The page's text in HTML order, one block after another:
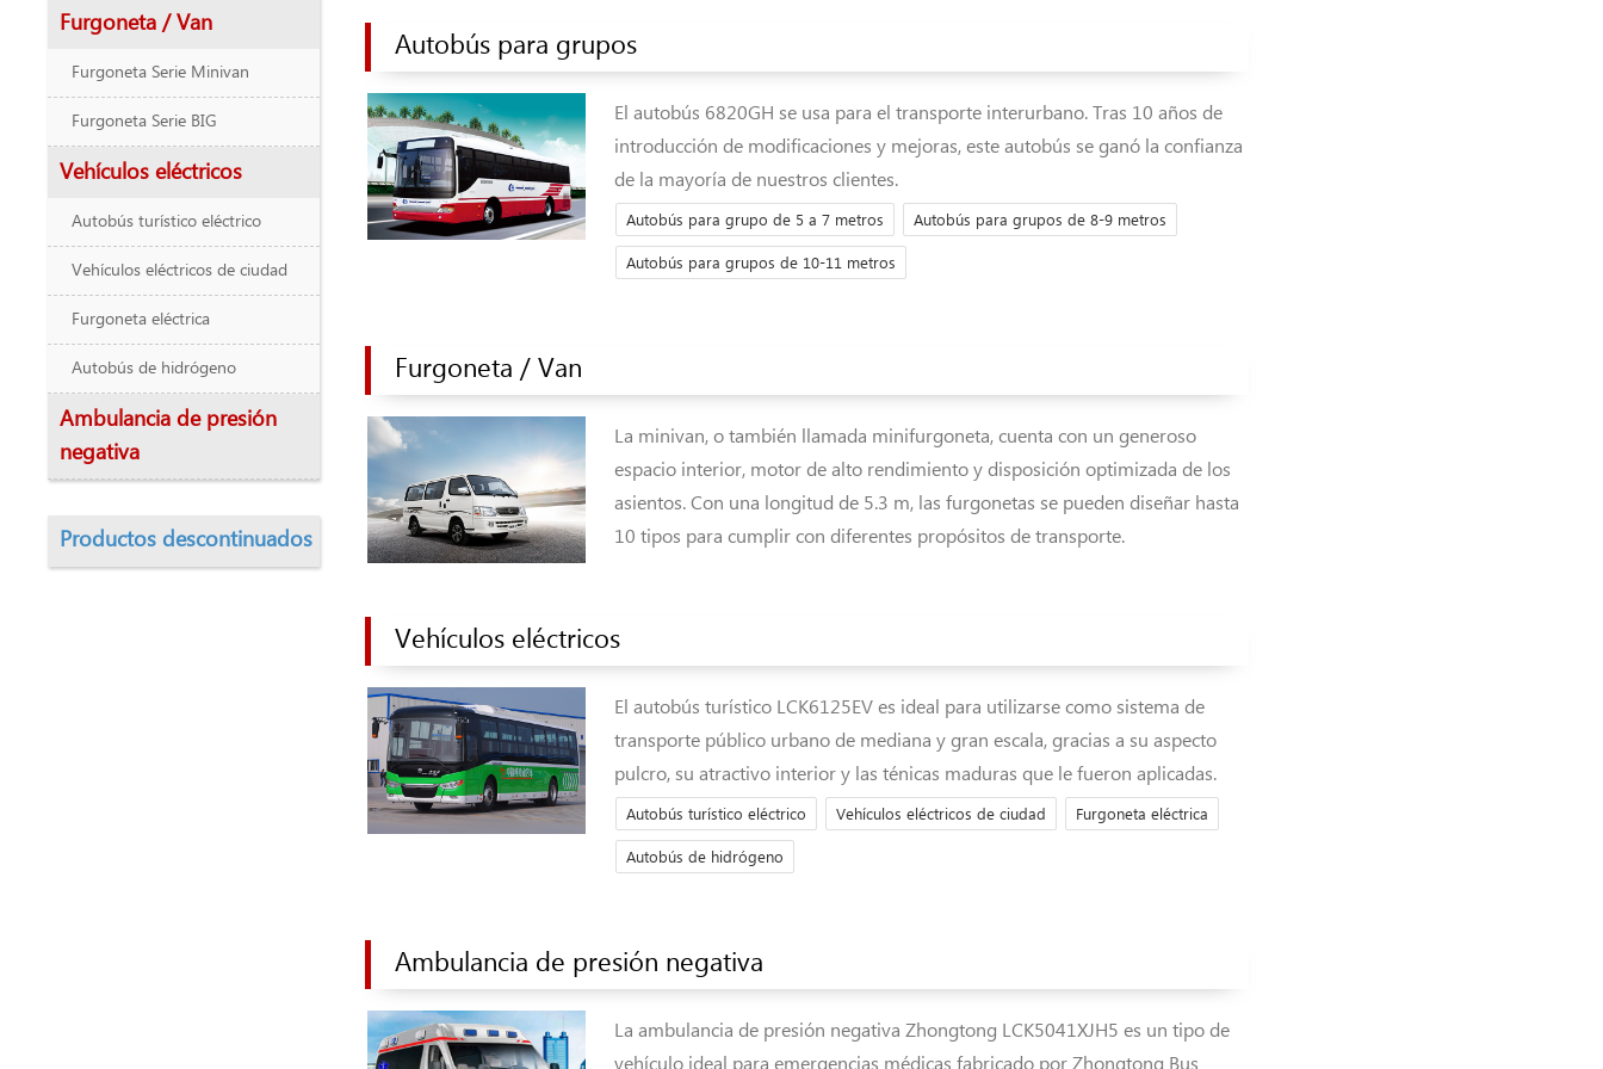
Furgoneta / Van
Furgoneta Serie Minivan
Furgoneta Serie BIG
Vehículos eléctricos
Autobús turístico eléctrico
Vehículos eléctricos de ciudad
Furgoneta eléctrica
Autobús de hidrógeno
Ambulancia de presión
negativa
Productos descontinuados
Autobús para grupos
El autobús 6820GH se usa para el transporte interurbano. Tras 10 años de
introducción de modificaciones y mejoras, este autobús se ganó la confianza
de la mayoría de nuestros clientes.
Autobús para grupo de 5 a 7 metros Autobús para grupos de 8-9 metros
Autobús para grupos de 10-11 metros
Furgoneta / Van
La minivan, o también llamada minifurgoneta, cuenta con un generoso
espacio interior, motor de alto rendimiento y disposición optimizada de los
asientos. Con una longitud de 5.3 m, las furgonetas se pueden diseñar hasta
10 tipos para cumplir con diferentes propósitos de transporte.
Vehículos eléctricos
El autobús turístico LCK6125EV es ideal para utilizarse como sistema de
transporte público urbano de mediana y gran escala, gracias a su aspecto
pulcro, su atractivo interior y las ténicas maduras que le fueron aplicadas.
Autobús turístico eléctrico Vehículos eléctricos de ciudad Furgoneta eléctrica
Autobús de hidrógeno
Ambulancia de presión negativa
La ambulancia de presión negativa Zhongtong LCK5041XJH5 es un tipo de